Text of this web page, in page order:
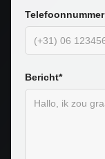
Telefoonnummer
Bericht*